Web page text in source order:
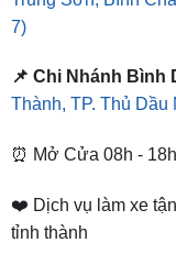
📌 Chi Nhánh Bình
⏰ Mở Cửa 08h - 18h
❤️ Dịch vụ làm xe